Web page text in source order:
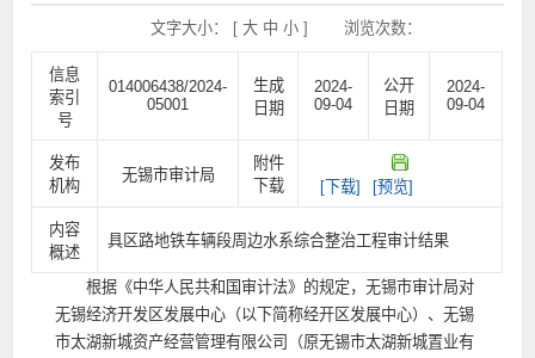
文字大小： [ 大 中 小] 浏览次数：
信息
索引
号
014006438/2024-
05001
生成
日期
2024-
09-04
公开
日期
2024-
09-04
发布
机构
无锡市审计局
附件
下载
[下载] [预览]
内容
概述
具区路地铁车辆段周边水系综合整治工程审计结果
根据《中华人民共和国审计法》的规定，无锡市审计局对
无锡经济开发区发展中心（以下简称经开区发展中心）、无锡
市太湖新城资产经营管理有限公司（原无锡市太湖新城置业有